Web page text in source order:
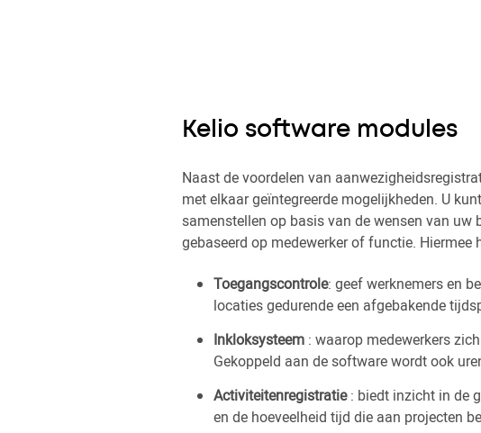
Kelio software modules
Naast de voordelen van
met elkaar geïntegreerde mogelijkheden. U
samenstellen op basis van de wensen van uw
gebaseerd op medewerker of functie. Hiermee
Toegangscontrole: geef werknemers en
locaties gedurende een afgebakende
Inkloksysteem: waarop medewerkers
Gekoppeld aan de software wordt ook
Activiteitenregistratie: biedt inzicht in de
en de hoeveelheid tijd die aan projecten